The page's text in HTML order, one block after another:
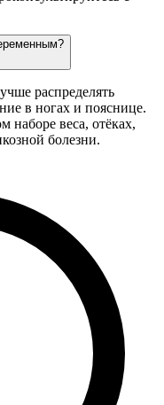
распределять
в ногах и пояснице.
наборе веса, отёках,
болезни.